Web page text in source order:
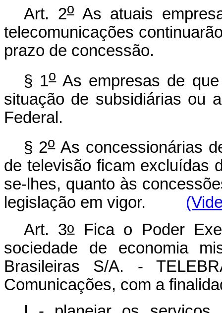
Art. 2oAs atuais
telecomunicações
prazo de concessão.
§ 1oAs empresas de
situação de subsidiárias ou
Federal.
§ 2oAs concessionárias
de televisão ficam excluídas
se-lhes, quanto às
legislação em vigor.
Art. 3oFica o Poder
sociedade de economia
Brasileiras S/A. -
Comunicações, com a